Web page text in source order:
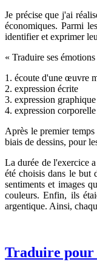
Je précise que j'ai
économiques. Parmi
identifier et exprimer
« Traduire ses
1. écoute d'une œuvre
2. expression écrite
3. expression graphique
4. expression corporelle
Après le premier
biais de dessins, pour
La durée de l'exercice
été choisis dans le but
sentiments et images
couleurs. Enfin, ils
argentique. Ainsi,
Traduire